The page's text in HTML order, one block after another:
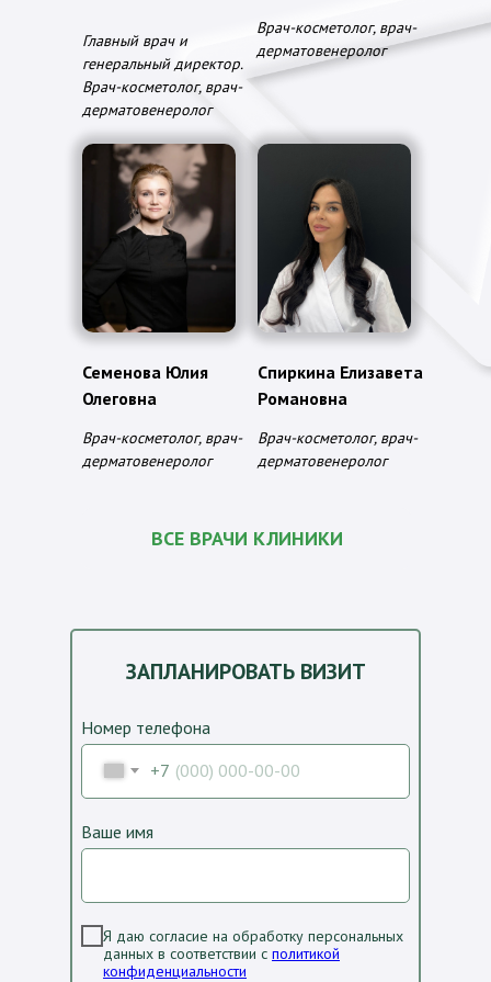
ВСЕ ВРАЧИ КЛИНИКИ
Главный врач и
генеральный директор.
Врач-косметолог, врач-
дерматовенеролог
Врач-косметолог, врач-
дерматовенеролог
Врач-косметолог, врач-
дерматовенеролог
Семенова Юлия
Олеговна
Спиркина Елизавета
Романовна
Врач-косметолог, врач-
дерматовенеролог
ЗАПЛАНИРОВАТЬ ВИЗИТ
Номер телефона
+7
Ваше имя
Я даю согласие на обработку персональных
данных в соответствии с политикой
конфиденциальности